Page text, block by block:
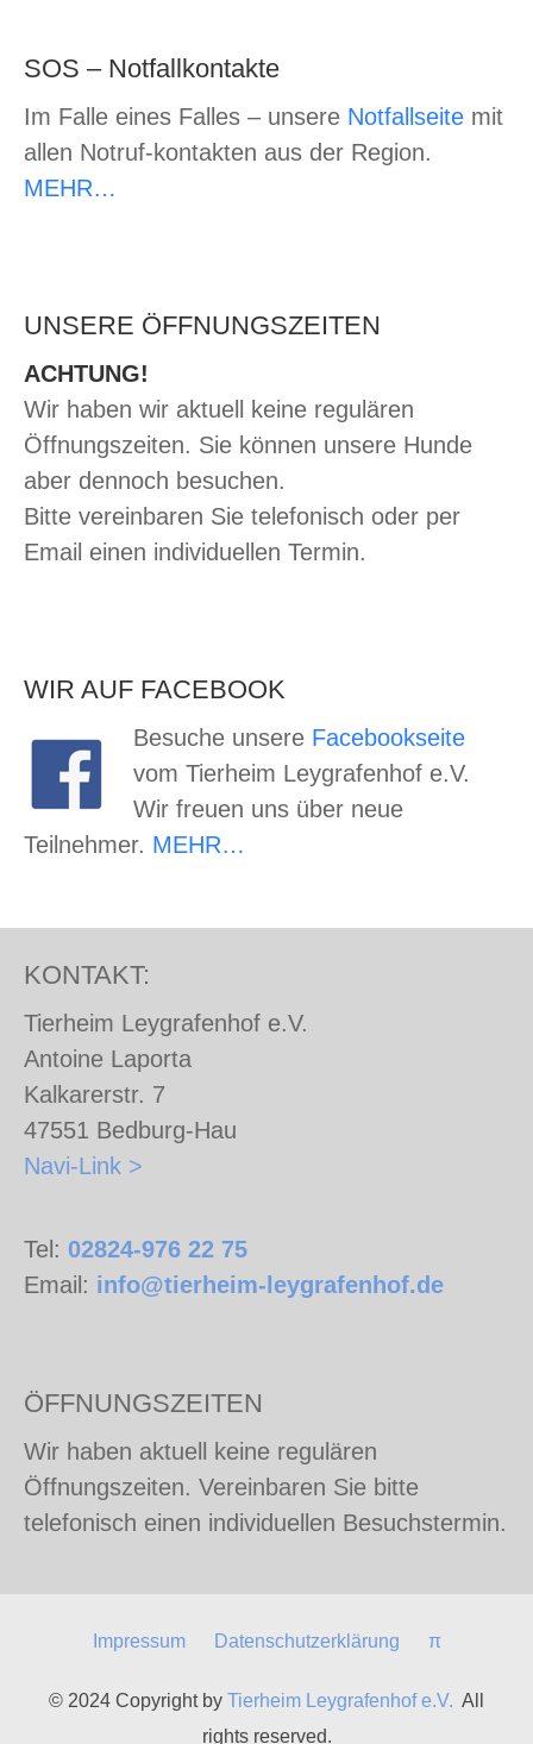
SOS – Notfallkontakte
Im Falle eines Falles – unsere Notfallseite mit
allen Notruf-kontakten aus der Region.
MEHR…
UNSERE ÖFFNUNGSZEITEN
ACHTUNG!
Wir haben wir aktuell keine regulären
Öffnungszeiten. Sie können unsere Hunde
aber dennoch besuchen.
Bitte vereinbaren Sie telefonisch oder per
Email einen individuellen Termin.
WIR AUF FACEBOOK
Besuche unsere Facebookseite
vom Tierheim Leygrafenhof e.V.
Wir freuen uns über neue
Teilnehmer. MEHR…
KONTAKT:
Tierheim Leygrafenhof e.V.
Antoine Laporta
Kalkarerstr. 7
47551 Bedburg-Hau
Navi-Link >
Tel: 02824-976 22 75
Email: info@tierheim-leygrafenhof.de
ÖFFNUNGSZEITEN
Wir haben aktuell keine regulären
Öffnungszeiten. Vereinbaren Sie bitte
telefonisch einen individuellen Besuchstermin.
Impressum Datenschutzerklärung π
© 2024 Copyright by Tierheim Leygrafenhof e.V. All
rights reserved.